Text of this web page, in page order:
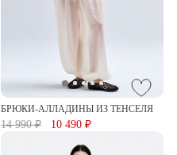
БРЮКИ-АЛЛАДИНЫ ИЗ ТЕНСЕЛЯ
14 990 ₽ 10 490 ₽